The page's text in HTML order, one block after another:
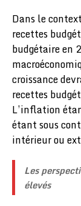
Dans le
recettes
budgétaire en
croissance
recettes
L’inflation
étant sous
intérieur ou
Les
élevés